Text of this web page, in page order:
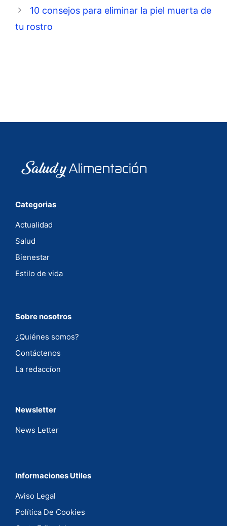
10 consejos para eliminar la piel muerta de
tu rostro
Categorias
Actualidad
Salud
Bienestar
Estilo de vida
Sobre nosotros
¿Quiénes somos?
Contáctenos
La redaccíon
Newsletter
News Letter
Informaciones Utiles
Aviso Legal
Política De Cookies